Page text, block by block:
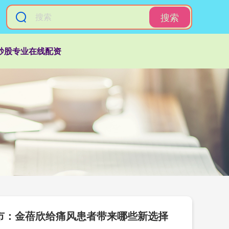
搜索
股专业在线配资
金蓓欣给痛风患者带来哪些新选择